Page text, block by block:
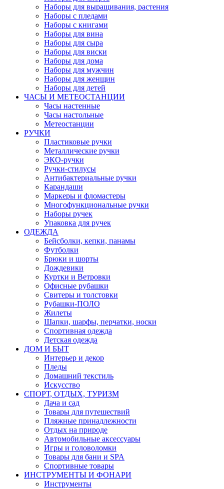
Наборы для выращивания, растения
Наборы с пледами
Наборы с книгами
Наборы для вина
Наборы для сыра
Наборы для виски
Наборы для дома
Наборы для мужчин
Наборы для женщин
Наборы для детей
ЧАСЫ И МЕТЕОСТАНЦИИ
Часы настенные
Часы настольные
Метеостанции
РУЧКИ
Пластиковые ручки
Металлические ручки
ЭКО-ручки
Ручки-стилусы
Антибактериальные ручки
Карандаши
Маркеры и фломастеры
Многофункциональные ручки
Наборы ручек
Упаковка для ручек
ОДЕЖДА
Бейсболки, кепки, панамы
Футболки
Брюки и шорты
Дождевики
Куртки и Ветровки
Офисные рубашки
Свитеры и толстовки
Рубашки-ПОЛО
Жилеты
Шапки, шарфы, перчатки, носки
Спортивная одежда
Детская одежда
ДОМ И БЫТ
Интерьер и декор
Пледы
Домашний текстиль
Искусство
СПОРТ, ОТДЫХ, ТУРИЗМ
Дача и сад
Товары для путешествий
Пляжные принадлежности
Отдых на природе
Автомобильные аксессуары
Игры и головоломки
Товары для бани и SPA
Спортивные товары
ИНСТРУМЕНТЫ И ФОНАРИ
Инструменты